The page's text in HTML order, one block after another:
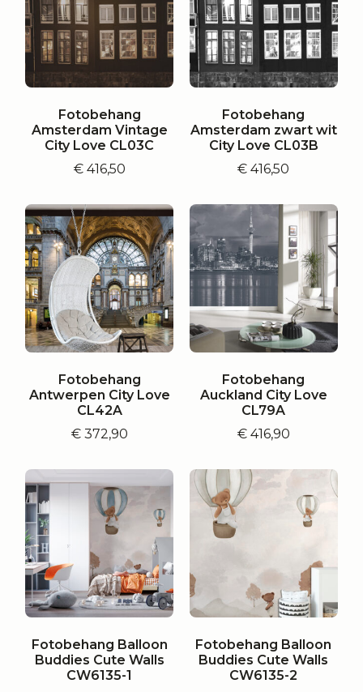
Fotobehang
Amsterdam Vintage
City Love CL03C
€416,50
Fotobehang
Amsterdam zwart wit
City Love CL03B
€ 416,50
Fotobehang
Antwerpen City Love
CL42A
€372,90
Fotobehang
Auckland City Love
CL79A
€416,90
Fotobehang Balloon
Buddies Cute Walls
CW6135-1
Fotobehang Balloon
Buddies Cute Walls
CW6135-2